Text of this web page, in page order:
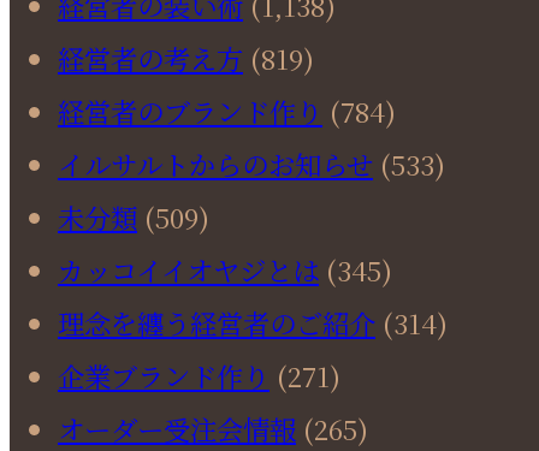
経営者の考え方 (819)
経営者のブランド作り (784)
イルサルトからのお知らせ (533)
未分類 (509)
カッコイイオヤジとは (345)
理念を纏う経営者のご紹介 (314)
企業ブランド作り (271)
オーダー受注会情報 (265)